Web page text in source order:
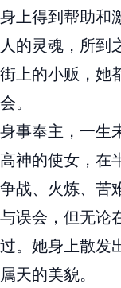
上得到帮助和
的灵魂，所到
上的小贩，她
。
事奉主，一生
神的使女，在
战、火炼、苦
误会，但无论
。她身上散发
天的美貌。